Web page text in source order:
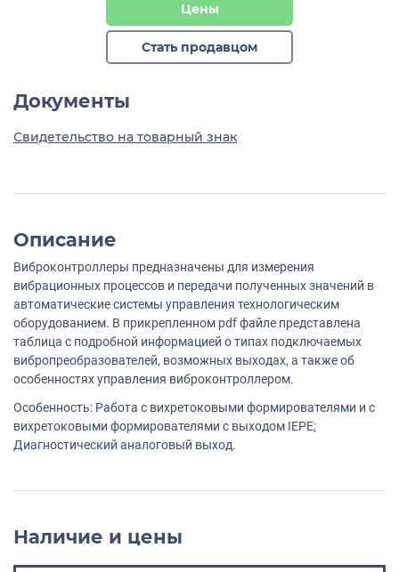
Цены
Стать продавцом
Документы
Свидетельство на товарный знак
Описание
Виброконтроллеры предназначены для измерения
вибрационных процессов и передачи полученных значений в
автоматические системы управления технологическим
оборудованием. В прикрепленном pdf файле представлена
таблица с подробной информацией о типах подключаемых
вибропреобразователей, возможных выходах, а также об
особенностях управления виброконтроллером.
Особенность: Работа с вихретоковыми формирователями и с
вихретоковыми формирователями с выходом IEPE;
Диагностический аналоговый выход.
Наличие и цены